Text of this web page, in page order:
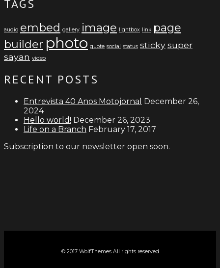
TAGS
audio embed gallery image lightbox link page
builder photo quote social status stickysuper
sayan video
RECENT POSTS
Entrevista 40 Anos Motojornal
December 26,
2024
Hello world! December 26, 2023
Life on a Branch February 17, 2017
Subscription to our newsletter open soon.
© 2017 WolfThemes All rights reserved